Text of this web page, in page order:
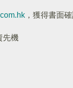
，獲得書面
先機